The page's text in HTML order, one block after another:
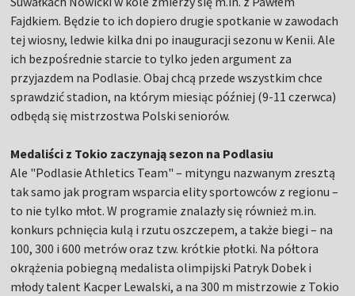
Fajdkiem. Będzie to ich dopiero drugie spotkanie w zawodach
tej wiosny, ledwie kilka dni po inauguracji sezonu w Kenii. Ale
ich bezpośrednie starcie to tylko jeden argument za
przyjazdem na Podlasie. Obaj chcą przede wszystkim chce
sprawdzić stadion, na którym miesiąc później (9-11 czerwca)
odbędą się mistrzostwa Polski seniorów.
Medaliści z Tokio zaczynają sezon na Podlasiu
Ale "Podlasie Athletics Team" – mityngu nazwanym zresztą
tak samo jak program wsparcia elity sportowców z regionu –
to nie tylko młot. W programie znalazły się również m.in.
konkurs pchnięcia kulą i rzutu oszczepem, a także biegi – na
100, 300 i 600 metrów oraz tzw. krótkie płotki. Na półtora
okrążenia pobiegną medalista olimpijski Patryk Dobek i
młody talent Kacper Lewalski, a na 300 m mistrzowie z Tokio